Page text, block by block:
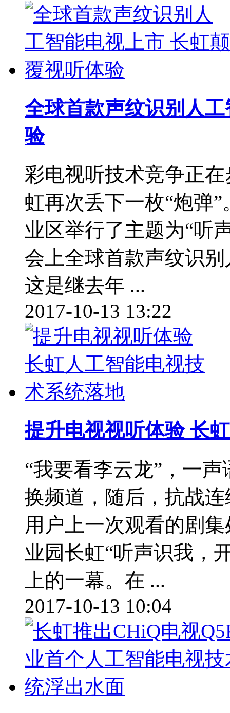
全球首款声纹识别人
验
彩电视听技术竞争正
虹再次丢下一枚“炮弹
业区举行了主题为“听
会上全球首款声纹识
这是继去年 ...
2017-10-13 13:22
提升电视视听体验 长
“我要看李云龙”，一
换频道，随后，抗战
用户上一次观看的剧
业园长虹“听声识我，
上的一幕。在 ...
2017-10-13 10:04